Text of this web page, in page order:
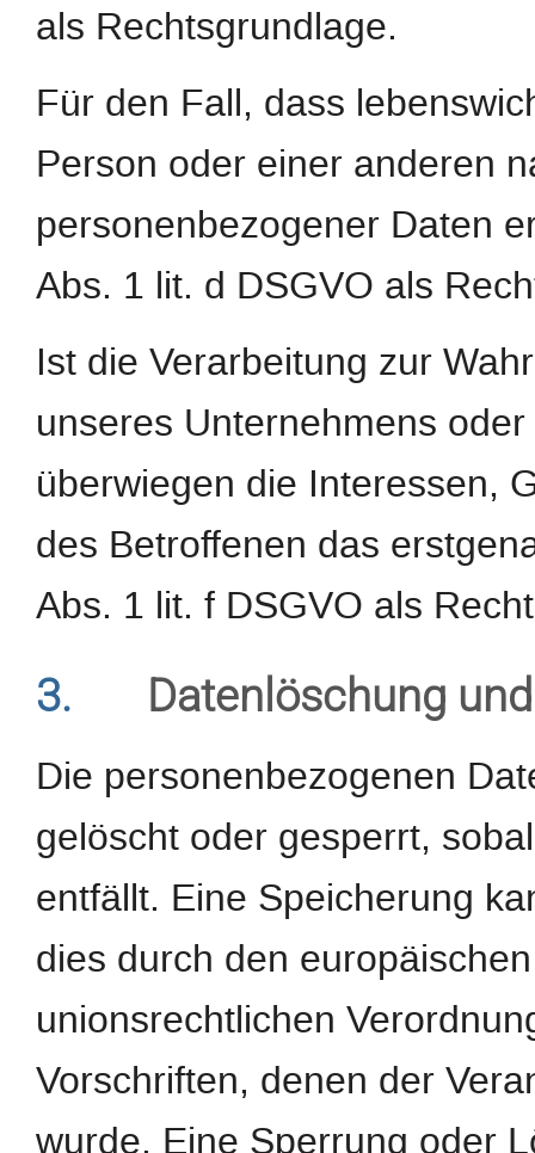
als Rechtsgrundlage.
Für den Fall, dass
Person oder einer anderen
personenbezogener Daten
Abs. 1 lit. d DSGVO als
Ist die Verarbeitung zur
unseres Unternehmens
überwiegen die Interessen,
des Betroffenen das
Abs. 1 lit. f DSGVO als
3. Datenlöschung
Die personenbezogenen
gelöscht oder gesperrt,
entfällt. Eine Speicherung
dies durch den
unionsrechtlichen
Vorschriften, denen der
wurde. Eine Sperrung oder